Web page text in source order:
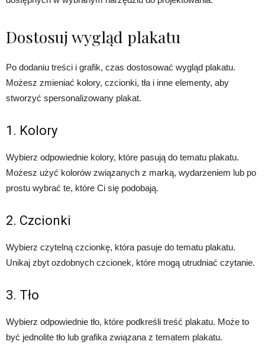
Dostosuj wygląd plakatu
Po dodaniu treści i grafik, czas dostosować wygląd plakatu.
Możesz zmieniać kolory, czcionki, tła i inne elementy, aby
stworzyć spersonalizowany plakat.
1. Kolory
Wybierz odpowiednie kolory, które pasują do tematu plakatu.
Możesz użyć kolorów związanych z marką, wydarzeniem lub po
prostu wybrać te, które Ci się podobają.
2. Czcionki
Wybierz czytelną czcionkę, która pasuje do tematu plakatu.
Unikaj zbyt ozdobnych czcionek, które mogą utrudniać czytanie.
3. Tło
Wybierz odpowiednie tło, które podkreśli treść plakatu. Może to
być jednolite tło lub grafika związana z tematem plakatu.